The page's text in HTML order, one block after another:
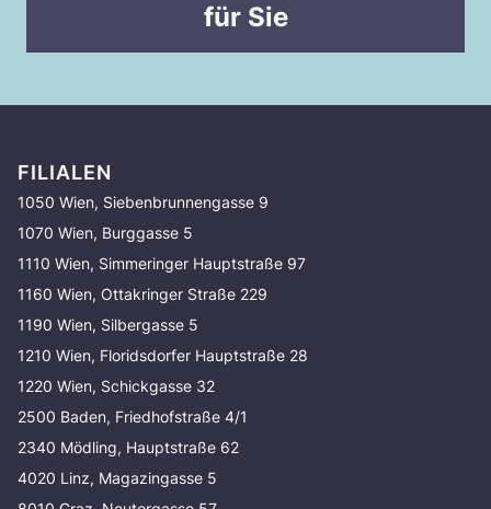
für Sie
FILIALEN
1050 Wien, Siebenbrunnengasse 9
1070 Wien, Burggasse 5
1110 Wien, Simmeringer Hauptstraße 97
1160 Wien, Ottakringer Straße 229
1190 Wien, Silbergasse 5
1210 Wien, Floridsdorfer Hauptstraße 28
1220 Wien, Schickgasse 32
2500 Baden, Friedhofstraße 4/1
2340 Mödling, Hauptstraße 62
4020 Linz, Magazingasse 5